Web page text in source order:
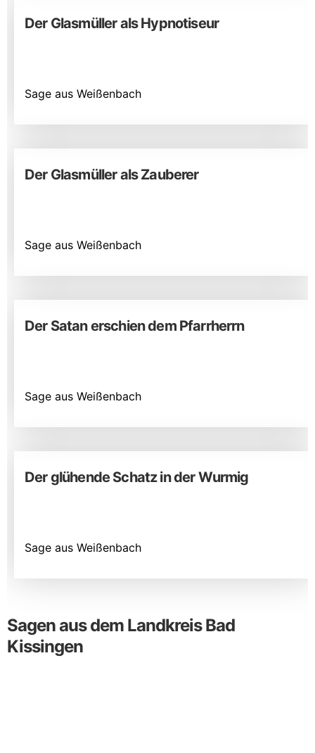
Der Glasmüller als Hypnotiseur
Sage aus Weißenbach
Der Glasmüller als Zauberer
Sage aus Weißenbach
Der Satan erschien dem Pfarrherrn
Sage aus Weißenbach
Der glühende Schatz in der Wurmig
Sage aus Weißenbach
Sagen aus dem Landkreis Bad
Kissingen